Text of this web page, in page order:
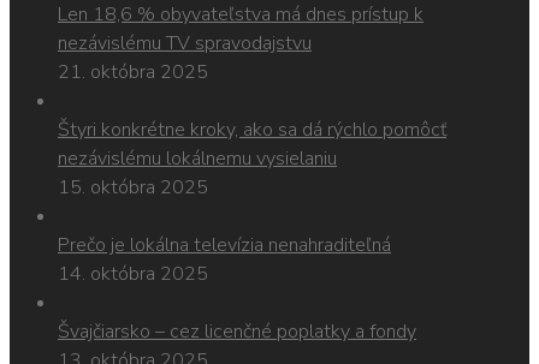
Len 18,6 % obyvateľstva má dnes prístup k
nezávislému TV spravodajstvu
21. októbra 2025
Štyri konkrétne kroky, ako sa dá rýchlo pomôcť
nezávislému lokálnemu vysielaniu
15. októbra 2025
Prečo je lokálna televízia nenahraditeľná
14. októbra 2025
Švajčiarsko – cez licenčné poplatky a fondy